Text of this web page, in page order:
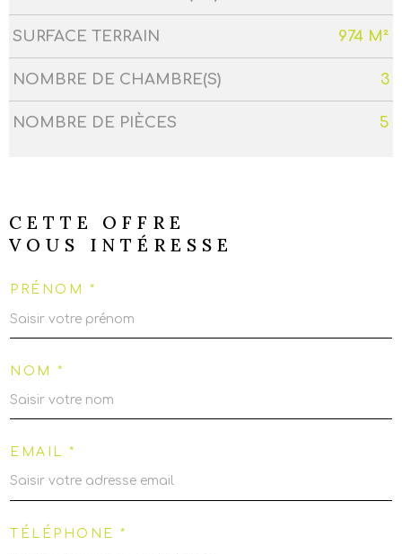
SURFACE TERRAIN 974 M²
NOMBRE DE CHAMBRE(S) 3
NOMBRE DE PIÈCES 5
CETTE OFFRE
VOUS INTÉRESSE
PRÉNOM *
NOM *
EMAIL *
TÉLÉPHONE *